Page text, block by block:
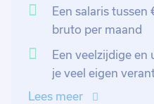
Je zal ook de vestiging in
Dat doe je het grootste
maar ongeveer 2x per
vestiging in Rotterdam
Een salaris
bruto per maand
Een veelzijdige
je veel eigen
Lees meer